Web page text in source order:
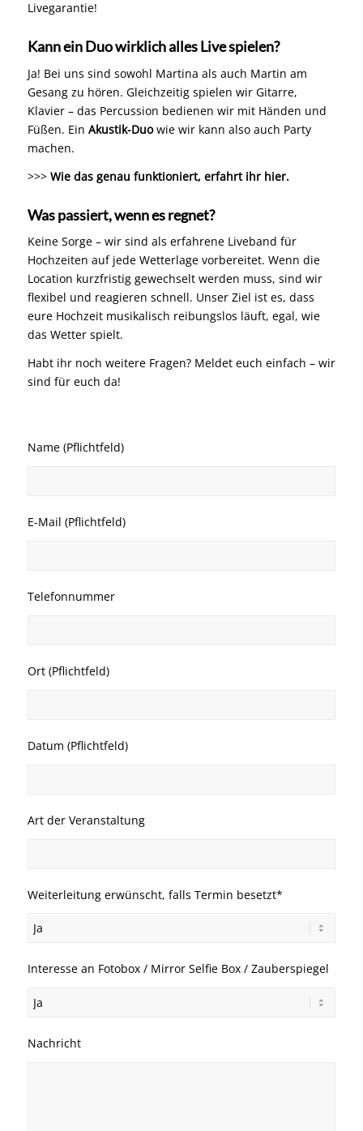
Livegarantie!
Kann ein Duo wirklich alles Live spielen?
Ja! Bei uns sind sowohl Martina als auch Martin am
Gesang zu hören. Gleichzeitig spielen wir Gitarre,
Klavier – das Percussion bedienen wir mit Händen und
Füßen. Ein Akustik-Duowie wir kann also auch Party
machen.
>>> Wie das genau funktioniert, erfahrt ihr hier.
Was passiert, wenn es regnet?
Keine Sorge – wir sind als erfahrene Liveband für
Hochzeiten auf jede Wetterlage vorbereitet. Wenn die
Location kurzfristig gewechselt werden muss, sind wir
flexibel und reagieren schnell. Unser Ziel ist es, dass
eure Hochzeit musikalisch reibungslos läuft, egal, wie
das Wetter spielt.
Habt ihr noch weitere Fragen? Meldet euch einfach – wir
sind für euch da!
Name (Pflichtfeld)
E-Mail (Pflichtfeld)
Telefonnummer
Ort (Pflichtfeld)
Datum (Pflichtfeld)
Art der Veranstaltung
Weiterleitung erwünscht, falls Termin besetzt*
Interesse an Fotobox / Mirror Selfie Box / Zauberspiegel
Nachricht